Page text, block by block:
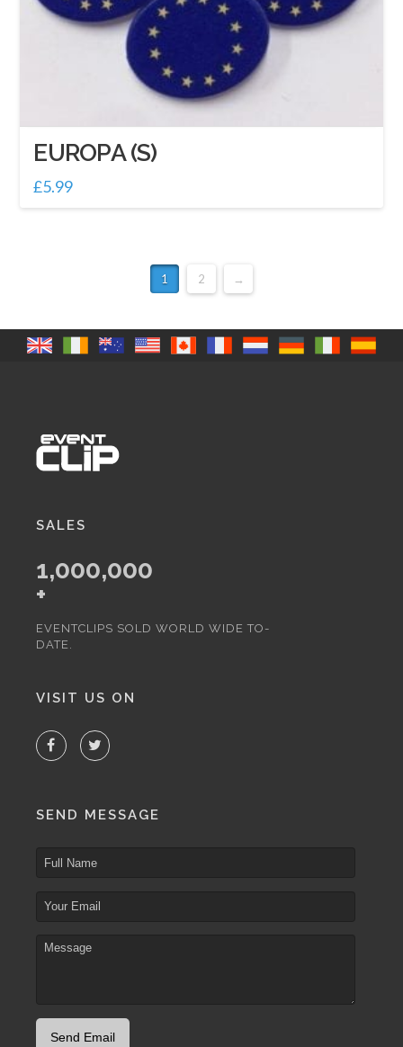
EUROPA (S)
£5.99
1 2 →
SALES
1,000,000
+
EVENTCLIPS SOLD WORLD WIDE TO-
DATE.
VISIT US ON
SEND MESSAGE